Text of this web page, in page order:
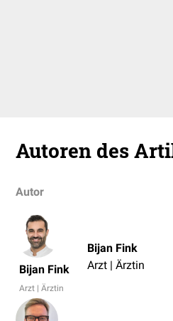
Autoren des
Autor
Bijan Fink
Arzt | Ärztin
Bijan Fink
Arzt | Ärztin